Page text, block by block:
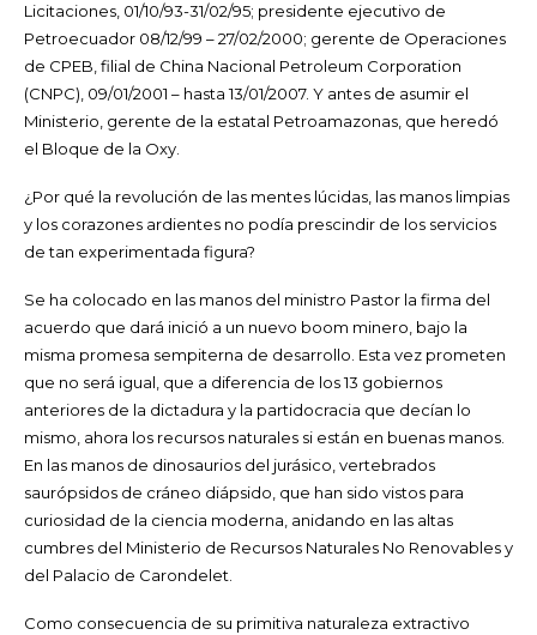
Licitaciones, 01/10/93-31/02/95; presidente ejecutivo de
Petroecuador 08/12/99 – 27/02/2000; gerente de Operaciones
de CPEB, filial de China Nacional Petroleum Corporation
(CNPC), 09/01/2001 – hasta 13/01/2007. Y antes de asumir el
Ministerio, gerente de la estatal Petroamazonas, que heredó
el Bloque de la Oxy.
¿Por qué la revolución de las mentes lúcidas, las manos limpias
y los corazones ardientes no podía prescindir de los servicios
de tan experimentada figura?
Se ha colocado en las manos del ministro Pastor la firma del
acuerdo que dará inició a un nuevo boom minero, bajo la
misma promesa sempiterna de desarrollo. Esta vez prometen
que no será igual, que a diferencia de los 13 gobiernos
anteriores de la dictadura y la partidocracia que decían lo
mismo, ahora los recursos naturales si están en buenas manos.
En las manos de dinosaurios del jurásico, vertebrados
saurópsidos de cráneo diápsido, que han sido vistos para
curiosidad de la ciencia moderna, anidando en las altas
cumbres del Ministerio de Recursos Naturales No Renovables y
del Palacio de Carondelet.
Como consecuencia de su primitiva naturaleza extractivo